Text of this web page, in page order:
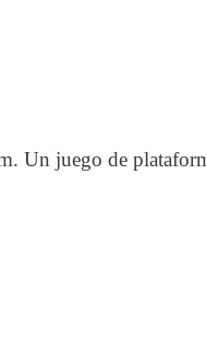
Un juego de